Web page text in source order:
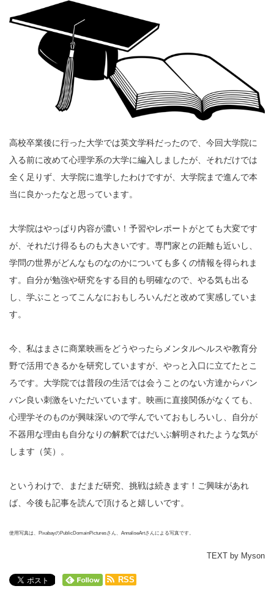
高校卒業後に行った大学では英文学科だったので、今回大学院に
入る前に改めて心理学系の大学に編入しましたが、それだけでは
全く足りず、大学院に進学したわけですが、大学院まで進んで本
当に良かったなと思っています。
大学院はやっぱり内容が濃い！予習やレポートがとても大変です
が、それだけ得るものも大きいです。専門家との距離も近いし、
学問の世界がどんなものなのかについても多くの情報を得られま
す。自分が勉強や研究をする目的も明確なので、やる気も出る
し、学ぶことってこんなにおもしろいんだと改めて実感していま
す。
今、私はまさに商業映画をどうやったらメンタルヘルスや教育分
野で活用できるかを研究していますが、やっと入口に立てたとこ
ろです。大学院では普段の生活では会うことのない方達からバン
バン良い刺激をいただいています。映画に直接関係がなくても、
心理学そのものが興味深いので学んでいておもしろいし、自分が
不器用な理由も自分なりの解釈ではだいぶ解明されたような気が
します（笑）。
というわけで、まだまだ研究、挑戦は続きます！ご興味があれ
ば、今後も記事を読んで頂けると嬉しいです。
使用写真は、PixabayのPublicDomainPicturesさん、AnnaliseArtさんによる写真です。
TEXT by Myson
RSS